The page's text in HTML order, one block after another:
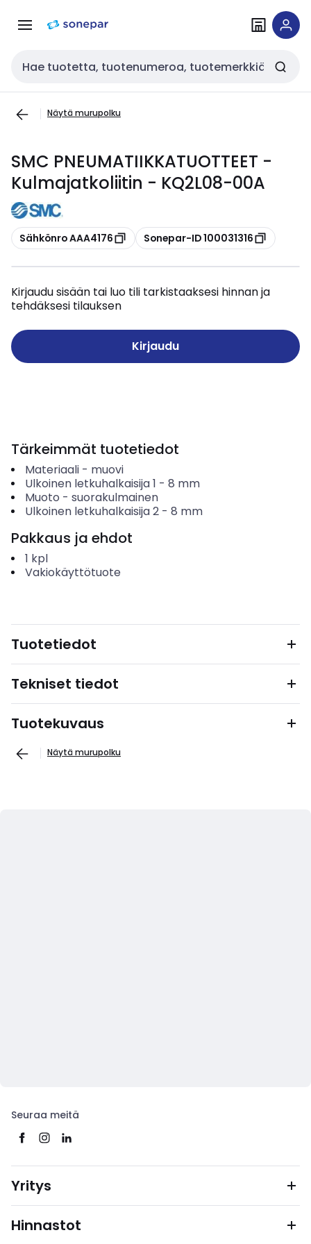
navigointiinsisältöön
Haku
Näytä murupolku
SMC PNEUMATIIKKATUOTTEET -
Kulmajatkoliitin - KQ2L08-00A
Kopioi
Sähkönro AAA4176 Kopioi
Sonepar-ID 100031316
Kirjaudu sisään tai luo tili tarkistaaksesi hinnan ja
tehdäksesi tilauksen
Kirjaudu
Tärkeimmät tuotetiedot
Materiaali- muovi
Ulkoinen letkuhalkaisija 1 - 8 mm
Muoto - suorakulmainen
Ulkoinen letkuhalkaisija 2- 8 mm
Pakkaus ja ehdot
1 kpl
Vakiokäyttötuote
Tuotetiedot
Tekniset tiedot
Tuotekuvaus
Näytä murupolku
Seuraa meitä
Yritys
Hinnastot